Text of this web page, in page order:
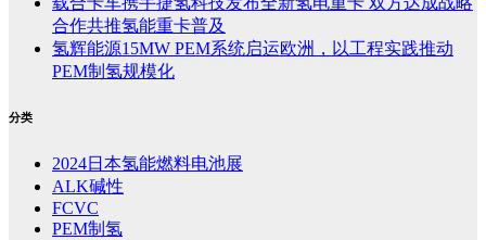
合作共推氢能重卡普及
氢辉能源15MW PEM系统启运欧洲，以工程实践推动
PEM制氢规模化
分类
2024日本氢能燃料电池展
ALK碱性
FCVC
PEM制氢